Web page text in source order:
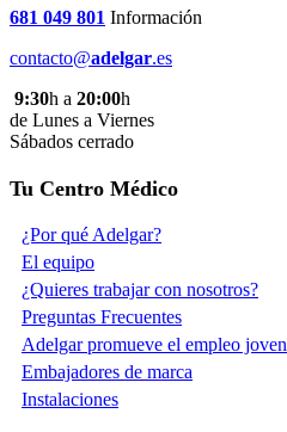
681 049 801 Información
contacto@adelgar.es
9:30h a 20:00h
de Lunes a Viernes
Sábados cerrado
Tu Centro Médico
¿Por qué Adelgar?
El equipo
¿Quieres trabajar con nosotros?
Preguntas Frecuentes
Adelgar promueve el empleo joven
Embajadores de marca
Instalaciones